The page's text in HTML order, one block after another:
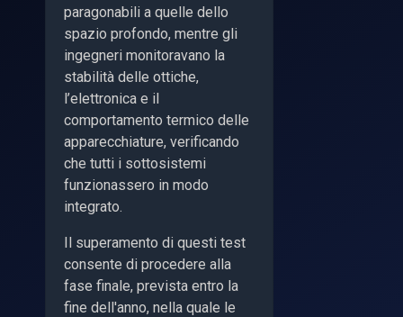
paragonabili a quelle dello
spazio profondo, mentre gli
ingegneri monitoravano la
stabilità delle ottiche,
l’elettronica e il
comportamento termico delle
apparecchiature, verificando
che tutti i sottosistemi
funzionassero in modo
integrato.
Il superamento di questi test
consente di procedere alla
fase finale, prevista entro la
fine dell'anno, nella quale le